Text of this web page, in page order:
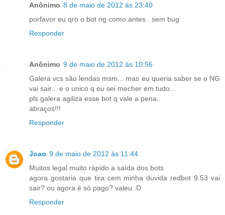
Anônimo 8 de maio de 2012 às 23:40
porfavor eu qro o bot ng como antes . sem bug
Responder
Anônimo 9 de maio de 2012 às 10:56
Galera vcs são lendas msm... mas eu queria saber se o NG
vai sair... e o unico q eu sei mecher em tudo...
pls galera agiliza esse bot q vale a pena..
abraços!!!
Responder
Joao 9 de maio de 2012 às 11:44
Muitos legal muito rápido a saída dos bots
agora gostaria que tira cem minha duvida redbot 9.53 vai
sair? ou agora é só pago? valeu :D
Responder